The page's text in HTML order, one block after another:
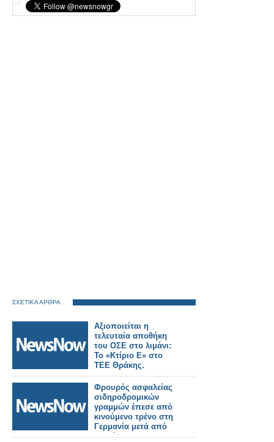
ΣΧΕΤΙΚΑ ΑΡΘΡΑ
Αξιοποιείται η
τελευταία αποθήκη
του ΟΣΕ στο λιμάνι:
Το «Κτίριο Ε» στο
ΤΕΕ Θράκης.
Φρουρός ασφαλείας
σιδηροδρομικών
γραμμών έπεσε από
κινούμενο τρένο στη
Γερμανία μετά από
διαμάχη.